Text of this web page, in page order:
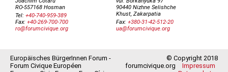
Europäisches BürgerInnen Forum -
Forum Civique Européen
© Copyright 2018
forumcivique.org
Impressum